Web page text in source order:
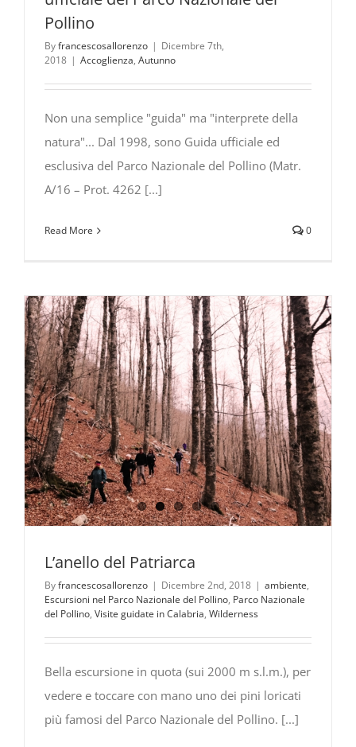
Pollino
Byfrancescosallorenzo | Dicembre 7th,
2018 | Accoglienza, Autunno
Non una semplice "guida" ma "interprete della
natura"... Dal 1998, sono Guida ufficiale ed
esclusiva del Parco Nazionale del Pollino (Matr.
A/16 – Prot. 4262 [...]
Read More 0
L’anello del Patriarca
Byfrancescosallorenzo | Dicembre 2nd, 2018 | ambiente,
Escursioni nel Parco Nazionale del Pollino, Parco Nazionale
del Pollino, Visite guidate in Calabria, Wilderness
Bella escursione in quota (sui 2000 m s.l.m.), per
vedere e toccare con mano uno dei pini loricati
più famosi del Parco Nazionale del Pollino. [...]